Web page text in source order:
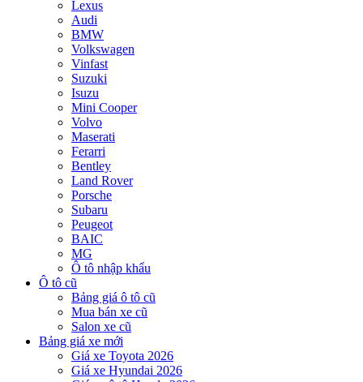
Lexus
Audi
BMW
Volkswagen
Vinfast
Suzuki
Isuzu
Mini Cooper
Volvo
Maserati
Ferarri
Bentley
Land Rover
Porsche
Subaru
Peugeot
BAIC
MG
Ô tô nhập khẩu
Ô tô cũ
Bảng giá ô tô cũ
Mua bán xe cũ
Salon xe cũ
Bảng giá xe mới
Giá xe Toyota 2026
Giá xe Hyundai 2026